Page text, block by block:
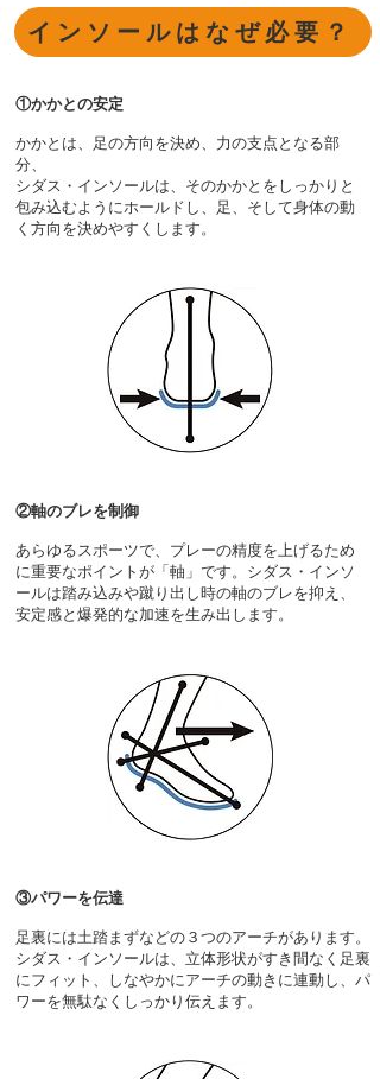
インソールはなぜ必要？
①かかとの安定
​かかとは、足の方向を決め、力の支点となる部
分、
​シダス・インソールは、そのかかとをしっかりと
包み込むようにホールドし、足、そして身体の動
く方向を決めやすくします。
②軸のブレを制御
​あらゆるスポーツで、プレーの精度を上げるため
に重要なポイントが「軸」です。シダス・インソ
ールは踏み込みや蹴り出し時の軸のブレを抑え、
安定感と爆発的な加速を生み出します。
③パワーを伝達
​足裏には土踏まずなどの３つのアーチがあります。
シダス・インソールは、立体形状がすき間なく足裏
にフィット、しなやかにアーチの動きに連動し、パ
ワーを無駄なくしっかり伝えます。